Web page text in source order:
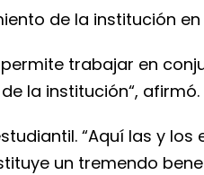
de la institución
trabajar en
la institución“, afirmó.
“Aquí las y los
un tremendo